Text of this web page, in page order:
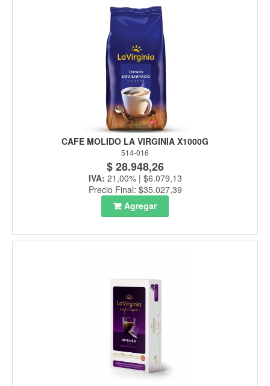
CAFE MOLIDO LA VIRGINIA X1000G
514-016
$ 28.948,26
IVA: 21,00% | $6.079,13
Precio Final: $35.027,39
Agregar